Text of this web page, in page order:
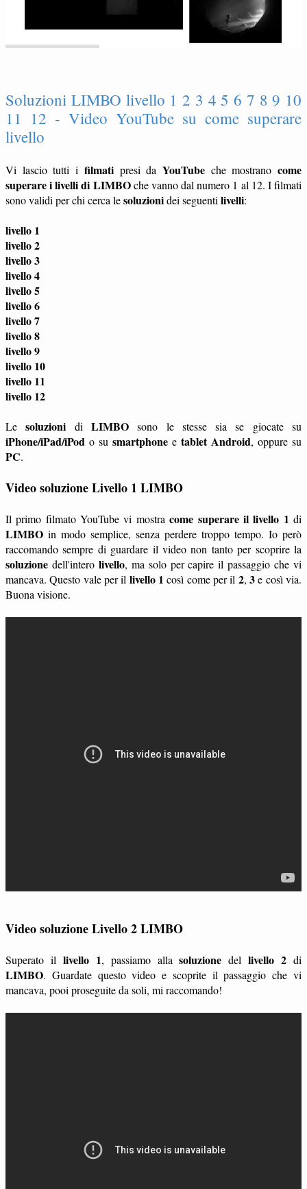
Soluzioni LIMBO livello 1 2 3 4 5 6 7 8 9 10
11 12 - Video YouTube su come superare
livello
Vi lascio tutti i filmatipresi da YouTubeche mostranocome
superare i livelli di LIMBOche vanno dal numero 1 al 12. I filmati
sono validi per chi cerca lesoluzionidei seguenti livelli:
livello 1
livello 2
livello 3
livello 4
livello 5
livello 6
livello 7
livello 8
livello 9
livello 10
livello 11
livello 12
Lesoluzioni di LIMBOsono le stesse sia se giocate su
iPhone/iPad/iPod o su smartphone e tablet Android, oppure su
PC.
Video soluzione Livello 1 LIMBO
Il primo filmato YouTube vi mostracome superare il livello 1 di
LIMBO in modo semplice, senza perdere troppo tempo. Io però
raccomando sempre di guardare il video non tanto per scoprire la
soluzione dell'intero livello, ma solo per capire il passaggio che vi
mancava. Questo vale per il livello 1 così come per il 2,3e così via.
Buona visione.
Video soluzione Livello 2 LIMBO
Superato il livello 1, passiamo allasoluzione dellivello 2 di
LIMBO. Guardate questo video e scoprite il passaggio che vi
mancava, pooi proseguite da soli, mi raccomando!